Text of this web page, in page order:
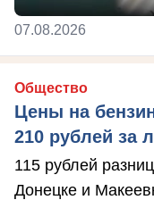
07.08.2026
Общество
Цены на
210 рублей за
115 рублей
Донецке и